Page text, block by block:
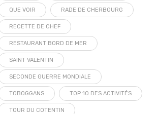
QUE VOIR RADE DE CHERBOURG
RECETTE DE CHEF
RESTAURANT BORD DE MER
SAINT VALENTIN
SECONDE GUERRE MONDIALE
TOBOGGANS TOP 10 DES ACTIVITÉS
TOUR DU COTENTIN